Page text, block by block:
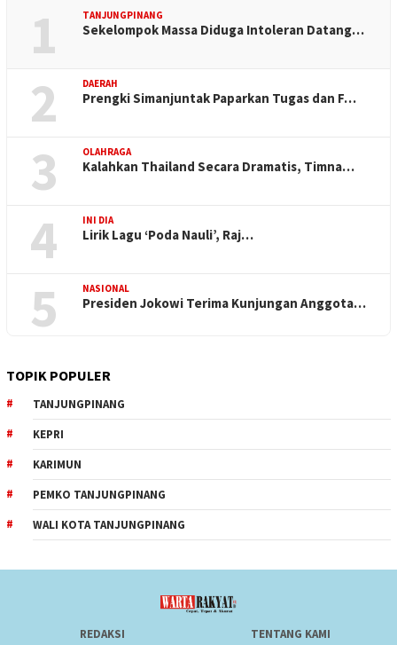
1 TANJUNGPINANG
Sekelompok Massa Diduga Intoleran Datang…
2 DAERAH
Prengki Simanjuntak Paparkan Tugas dan F…
3 OLAHRAGA
Kalahkan Thailand Secara Dramatis, Timna…
4 INI DIA
Lirik Lagu ‘Poda Nauli’, Raj…
5 NASIONAL
Presiden Jokowi Terima Kunjungan Anggota…
TOPIK POPULER
TANJUNGPINANG
KEPRI
KARIMUN
PEMKO TANJUNGPINANG
WALI KOTA TANJUNGPINANG
REDAKSI TENTANG KAMI